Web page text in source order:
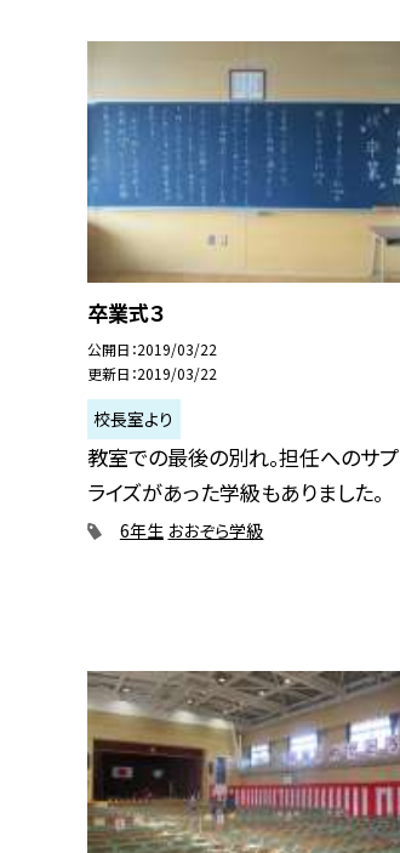
卒業式３
公開日 2019/03/22
更新日 2019/03/22
校長室より
教室での最後の別れ。担任へのサプ
ライズがあった学級もありました。
6年生 おおぞら学級